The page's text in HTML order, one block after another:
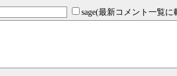
sage(最新コメント一覧に